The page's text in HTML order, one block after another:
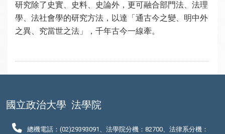
研究除了史實、史料、史論外，更可融合部門法、法理
學、法社會學的研究方法，以達「通古今之變、明中外
之異、究當世之法」，千年古今一線牽。
國立政治大學 法學院
總機電話：(02)29393091、法學院分機：82700、法律系分機：